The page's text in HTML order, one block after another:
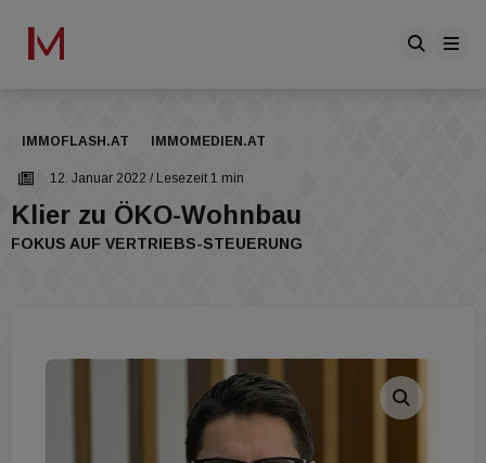
IMMOFLASH.AT IMMOMEDIEN.AT
12. Januar 2022 / Lesezeit 1 min
Klier zu ÖKO-Wohnbau
FOKUS AUF VERTRIEBS-STEUERUNG